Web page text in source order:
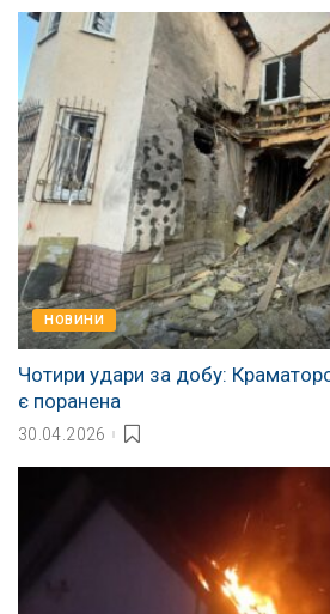
НОВИНИ
Чотири удари за добу:
є поранена
30.04.2026